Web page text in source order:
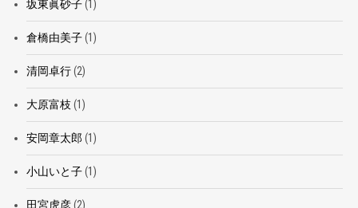
坂東眞砂子(1)
倉橋由美子(1)
清岡卓行(2)
大原富枝 (1)
安岡章太郎 (1)
小山いと子(1)
田宮虎彦(2)